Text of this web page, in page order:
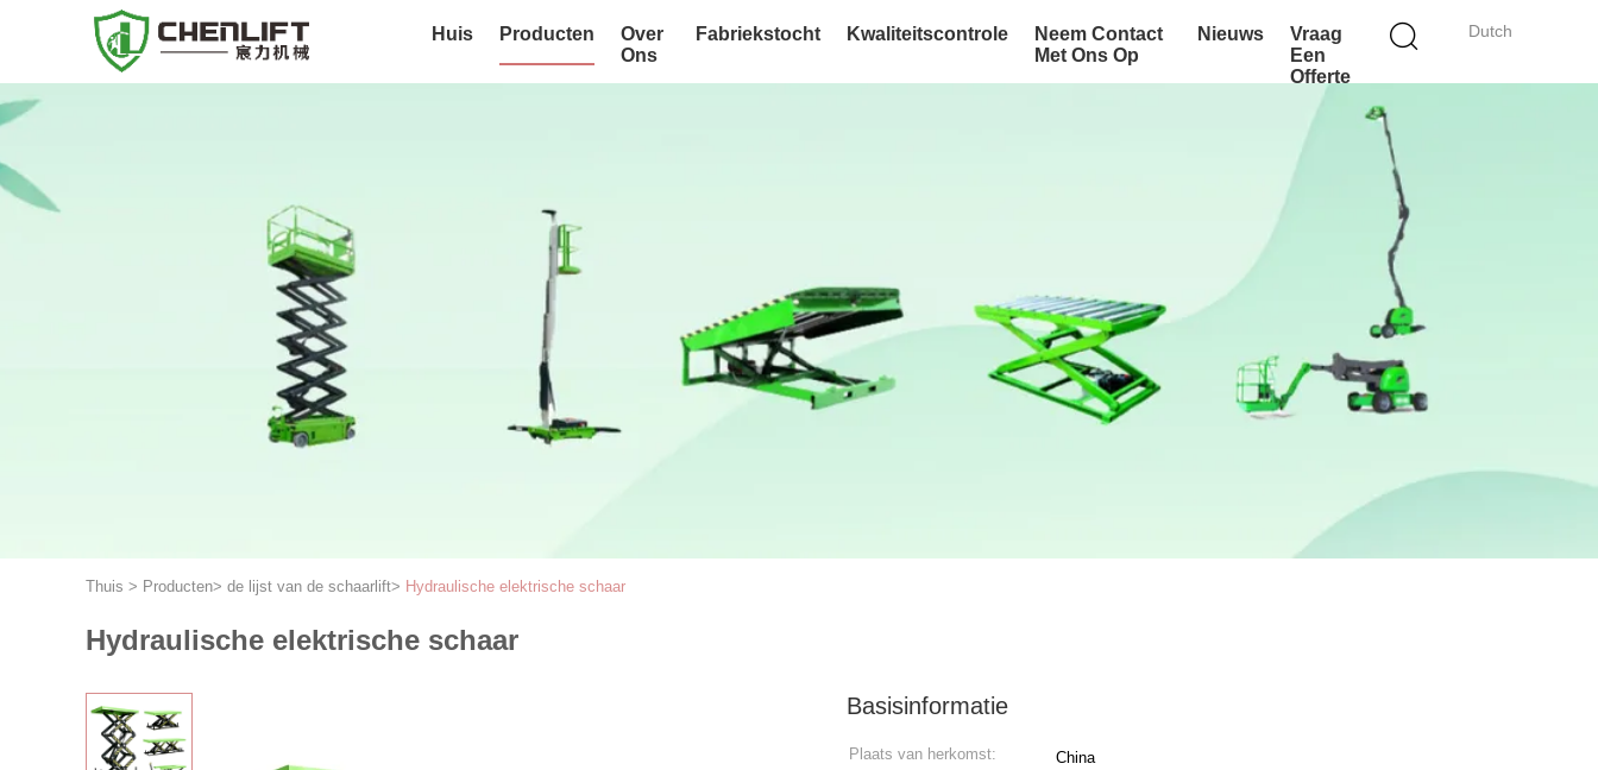
Dutch
Huis Producten
Over
Ons
Fabriekstocht Kwaliteitscontrole
Neem Contact
Met Ons Op
Nieuws
Vraag
Een
Offerte
Thuis > Producten> de lijst van de schaarlift> Hydraulische elektrische schaar
Hydraulische elektrische schaar
Basisinformatie
Plaats van herkomst: China